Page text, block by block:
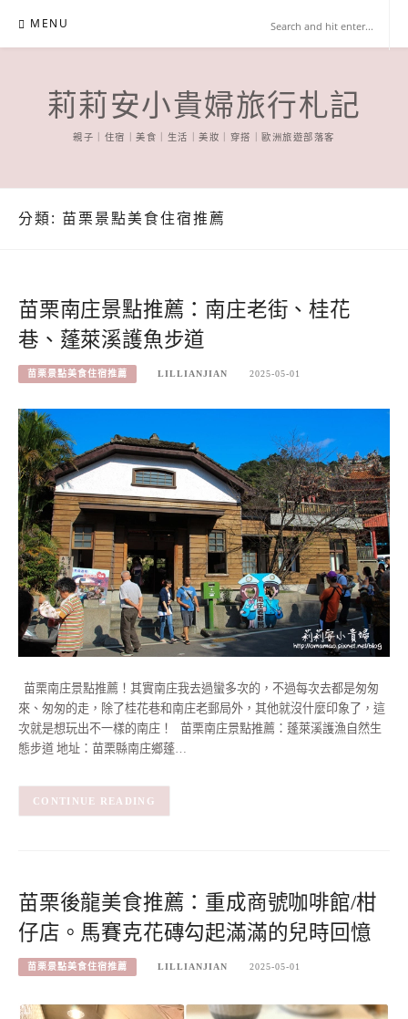
content
MENU
莉莉安小貴婦旅行札記
親子｜住宿｜美食｜生活｜美妝｜穿搭｜歐洲旅遊部落客
分類: 苗栗景點美食住宿推薦
苗栗南庄景點推薦：南庄老街、桂花
巷、蓬萊溪護魚步道
苗栗景點美食住宿推薦 LILLIANJIAN 2025-05-01
苗栗南庄景點推薦！其實南庄我去過蠻多次的，不過每次去都是匆匆
來、匆匆的走，除了桂花巷和南庄老郵局外，其他就沒什麼印象了，這
次就是想玩出不一樣的南庄！ 苗栗南庄景點推薦：蓬萊溪護漁自然生
態步道 地址：苗栗縣南庄鄉蓬…
CONTINUE READING
苗栗後龍美食推薦：重成商號咖啡館/柑
仔店。馬賽克花磚勾起滿滿的兒時回憶
苗栗景點美食住宿推薦 LILLIANJIAN 2025-05-01